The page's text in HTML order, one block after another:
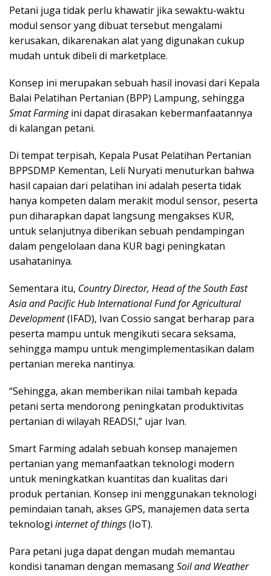
Petani juga tidak perlu khawatir jika sewaktu-waktu
modul sensor yang dibuat tersebut mengalami
kerusakan, dikarenakan alat yang digunakan cukup
mudah untuk dibeli di marketplace.
Konsep ini merupakan sebuah hasil inovasi dari Kepala
Balai Pelatihan Pertanian (BPP) Lampung, sehingga
Smat Farmingini dapat dirasakan kebermanfaatannya
di kalangan petani.
Di tempat terpisah, Kepala Pusat Pelatihan Pertanian
BPPSDMP Kementan, Leli Nuryati menuturkan bahwa
hasil capaian dari pelatihan ini adalah peserta tidak
hanya kompeten dalam merakit modul sensor, peserta
pun diharapkan dapat langsung mengakses KUR,
untuk selanjutnya diberikan sebuah pendampingan
dalam pengelolaan dana KUR bagi peningkatan
usahataninya.
Sementara itu, Country Director, Head of the South East
Asia and Pacific Hub International Fund for Agricultural
Development(IFAD), Ivan Cossio sangat berharap para
peserta mampu untuk mengikuti secara seksama,
sehingga mampu untuk mengimplementasikan dalam
pertanian mereka nantinya.
“Sehingga, akan memberikan nilai tambah kepada
petani serta mendorong peningkatan produktivitas
pertanian di wilayah READSI,” ujar Ivan.
Smart Farming adalah sebuah konsep manajemen
pertanian yang memanfaatkan teknologi modern
untuk meningkatkan kuantitas dan kualitas dari
produk pertanian. Konsep ini menggunakan teknologi
pemindaian tanah, akses GPS, manajemen data serta
teknologi internet of things(IoT).
Para petani juga dapat dengan mudah memantau
kondisi tanaman dengan memasangSoil and Weather